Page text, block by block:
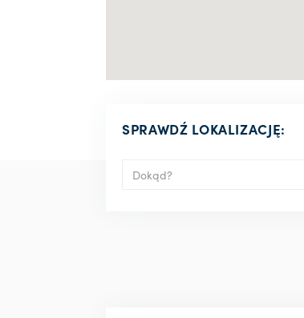
SPRAWDŹ LOKALIZACJĘ: